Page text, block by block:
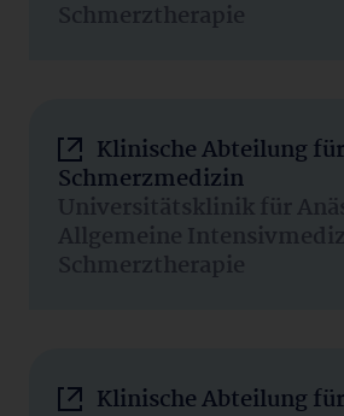
Schmerztherapie
Klinische Abteilung für
Schmerzmedizin
Universitätsklinik für
Allgemeine
Schmerztherapie
Klinische Abteilung